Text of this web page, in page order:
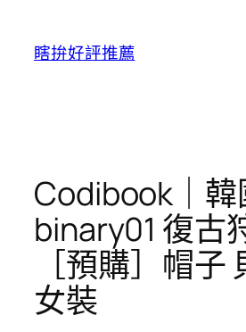
瞎拚好評推薦
Codibook｜韓
binary01 復古
［預購］帽子
女裝